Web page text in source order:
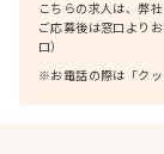
こちらの求人は、弊
ご応募後は窓口より
口）
※お電話の際は「クッ